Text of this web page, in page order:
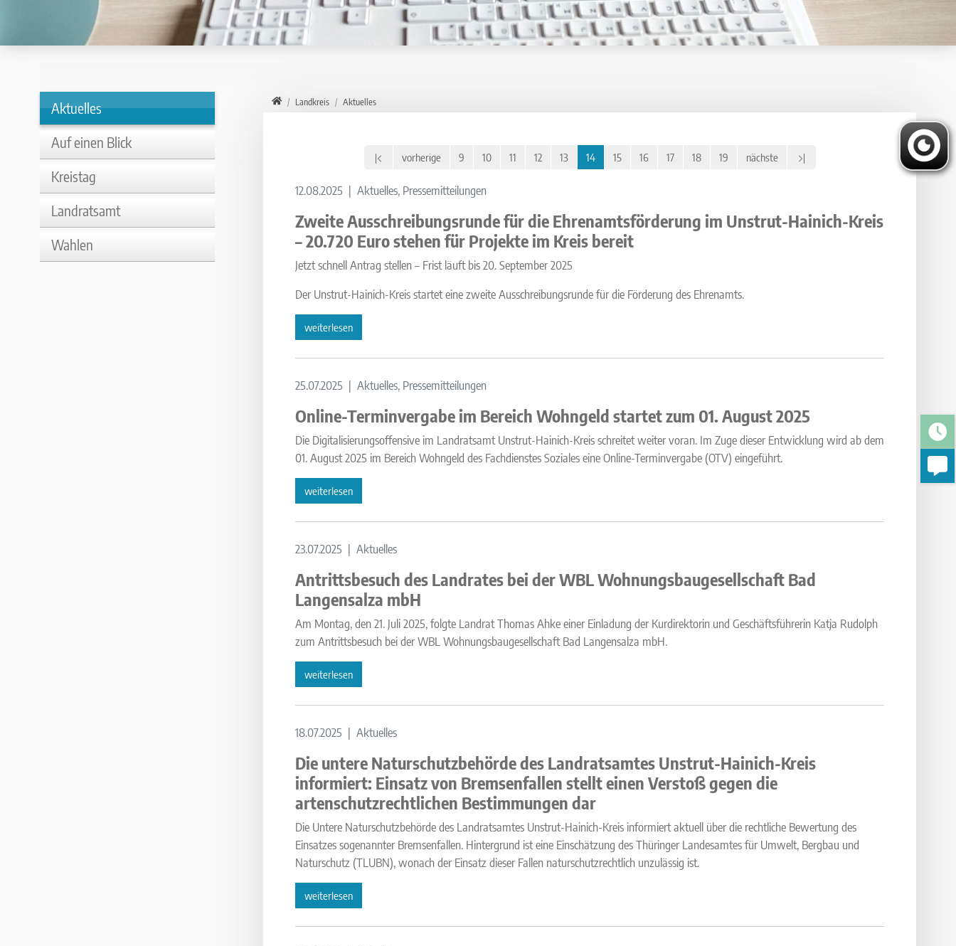
HomeLandkreis Aktuelles
vorherige 9 10 11 12 13 14 15 16 17 18 19 nächste
12.08.2025 Aktuelles, Pressemitteilungen
Zweite Ausschreibungsrunde für die Ehrenamtsförderung im Unstrut-Hainich-Kreis
– 20.720 Euro stehen für Projekte im Kreis bereit
Jetzt schnell Antrag stellen – Frist läuft bis 20. September 2025
Der Unstrut-Hainich-Kreis startet eine zweite Ausschreibungsrunde für die Förderung des Ehrenamts.
weiterlesen
25.07.2025 Aktuelles, Pressemitteilungen
Online-Terminvergabe im Bereich Wohngeld startet zum 01. August 2025
Die Digitalisierungsoffensive im Landratsamt Unstrut-Hainich-Kreis schreitet weiter voran. Im Zuge dieser Entwicklung wird ab dem
01. August 2025 im Bereich Wohngeld des Fachdienstes Soziales eine Online-Terminvergabe (OTV) eingeführt.
weiterlesen
23.07.2025 Aktuelles
Antrittsbesuch des Landrates bei der WBL Wohnungsbaugesellschaft Bad
Langensalza mbH
Am Montag, den 21. Juli 2025, folgte Landrat Thomas Ahke einer Einladung der Kurdirektorin und Geschäftsführerin Katja Rudolph
zum Antrittsbesuch bei der WBL Wohnungsbaugesellschaft Bad Langensalza mbH.
weiterlesen
18.07.2025 Aktuelles
Die untere Naturschutzbehörde des Landratsamtes Unstrut-Hainich-Kreis
informiert: Einsatz von Bremsenfallen stellt einen Verstoß gegen die
artenschutzrechtlichen Bestimmungen dar
Die Untere Naturschutzbehörde des Landratsamtes Unstrut-Hainich-Kreis informiert aktuell über die rechtliche Bewertung des
Einsatzes sogenannter Bremsenfallen. Hintergrund ist eine Einschätzung des Thüringer Landesamtes für Umwelt, Bergbau und
Naturschutz (TLUBN), wonach der Einsatz dieser Fallen naturschutzrechtlich unzulässig ist.
weiterlesen
Aktuelles
Auf einen Blick
Kreistag
Landratsamt
Wahlen